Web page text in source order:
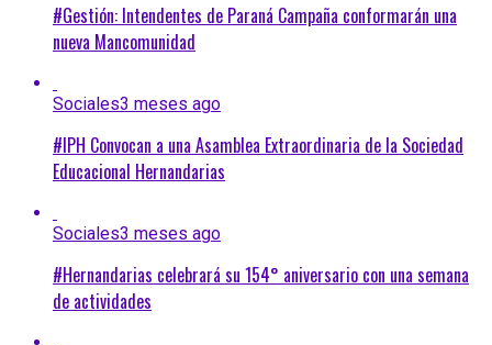
#Gestión: Intendentes de Paraná Campaña conformarán una
nueva Mancomunidad
Sociales3 meses ago
#IPH Convocan a una Asamblea Extraordinaria de la Sociedad
Educacional Hernandarias
Sociales3 meses ago
#Hernandarias celebrará su 154° aniversario con una semana
de actividades